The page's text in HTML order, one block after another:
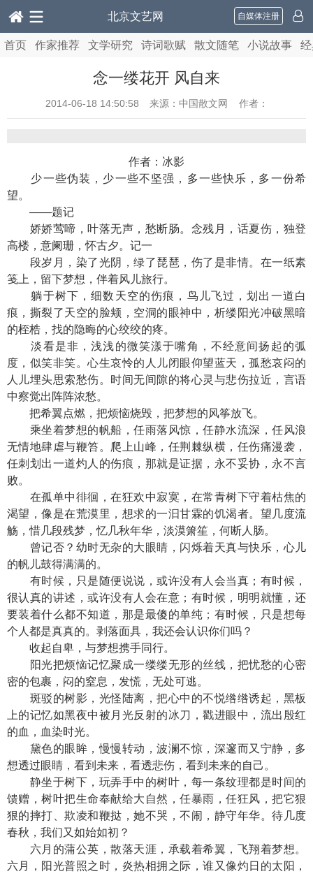
北京文艺网 自媒体注册
首页 作家推荐 文学研究 诗词歌赋 散文随笔 小说故事
念一缕花开 风自来
2014-06-18 14:50:58 来源：中国散文网 作者：
作者：冰影
少一些伪装，少一些不坚强，多一些快乐，多一份希
望。
——题记
娇娇莺啼，叶落无声，愁断肠。念残月，话夏伤，独登
高楼，意阑珊，怀古夕。记一
段岁月，染了光阴，绿了琵琶，伤了是非情。在一纸素
笺上，留下梦想，伴着风儿旅行。
躺于树下，细数天空的伤痕，鸟儿飞过，划出一道白
痕，撕裂了天空的脸颊，空洞的眼神中，析缕阳光冲破黑暗
的桎梏，找的隐晦的心绞绞的疼。
淡看是非，浅浅的微笑漾于嘴角，不经意间扬起的弧
度，似笑非笑。心生哀怜的人儿闭眼仰望蓝天，孤愁哀闷的
人儿埋头思索愁伤。时间无间隙的将心灵与悲伤拉近，言语
中察觉出阵阵浓愁。
把希翼点燃，把烦恼烧毁，把梦想的风筝放飞。
乘坐着梦想的帆船，任雨落风惊，任静水流深，任风浪
无情地肆虐与鞭笞。爬上山峰，任荆棘纵横，任伤痛漫袭，
任刺划出一道灼人的伤痕，那就是证据，永不妥协，永不言
败。
在孤单中徘徊，在狂欢中寂寞，在常青树下守着枯焦的
渴望，像是在荒漠里，想求的一汩甘霖的饥渴者。望几度流
觞，惜几段残梦，忆几秋年华，淡漠箫笙，何断人肠。
曾记否？幼时无杂的大眼睛，闪烁着天真与快乐，心儿
的帆儿鼓得满满的。
有时候，只是随便说说，或许没有人会当真；有时候，
很认真的讲述，或许没有人会在意；有时候，明明就懂，还
要装着什么都不知道，那是最傻的单纯；有时候，只是想每
个人都是真真的。剥落面具，我还会认识你们吗？
收起自卑，与梦想携手同行。
阳光把烦恼记忆聚成一缕缕无形的丝线，把忧愁的心密
密的包裹，闷的窒息，发慌，无处可逃。
斑驳的树影，光怪陆离，把心中的不悦绺绺诱起，黑板
上的记忆如黑夜中被月光反射的冰刀，戳进眼中，流出殷红
的血，血染时光。
黛色的眼眸，慢慢转动，波澜不惊，深邃而又宁静，多
想透过眼睛，看到未来，看透悲伤，看到未来的自己。
静坐于树下，玩弄手中的树叶，每一条纹理都是时间的
馈赠，树叶把生命奉献给大自然，任暴雨，任狂风，把它狠
狠的摔打、欺凌和鞭挞，她不哭，不闹，静守年华。待几度
春秋，我们又如始如初？
六月的蒲公英，散落天涯，承载着希翼，飞翔着梦想。
六月，阳光普照之时，炎热相拥之际，谁又像灼日的太阳，